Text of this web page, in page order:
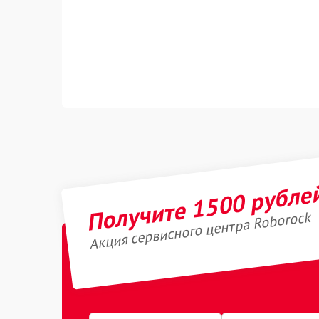
Получите 1500
Акция сервисного центра Roborock